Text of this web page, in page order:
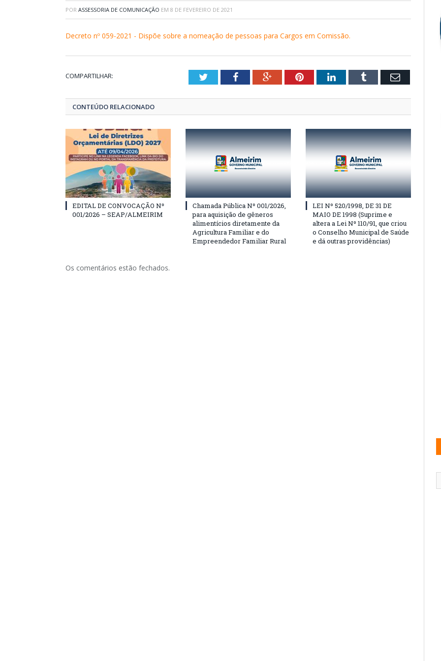
POR ASSESSORIA DE COMUNICAÇÃO EM 8 DE FEVEREIRO DE 2021
Decreto nº 059-2021 - Dispõe sobre a nomeação de pessoas para Cargos em Comissão.
COMPARTILHAR: TwitterFacebookGoogle+PinterestLinkedInTumblr Email
CONTEÚDO RELACIONADO
EDITAL DE CONVOCAÇÃO Nº
001/2026 – SEAP/ALMEIRIM
Chamada Pública Nº 001/2026,
para aquisição de gêneros
alimentícios diretamente da
Agricultura Familiar e do
Empreendedor Familiar Rural
LEI Nº 520/1998, DE 31 DE
MAIO DE 1998 (Suprime e
altera a Lei Nº 110/91, que criou
o Conselho Municipal de Saúde
e dá outras providências)
Os comentários estão fechados.